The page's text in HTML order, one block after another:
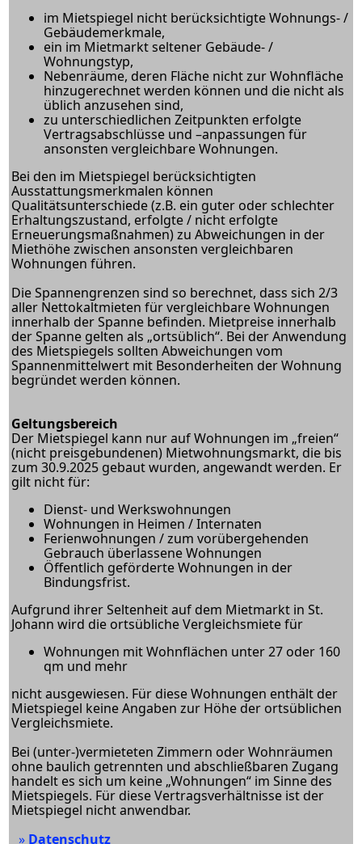
im Mietspiegel nicht berücksichtigte Wohnungs- /
Gebäudemerkmale,
ein im Mietmarkt seltener Gebäude- /
Wohnungstyp,
Nebenräume, deren Fläche nicht zur Wohnfläche
hinzugerechnet werden können und die nicht als
üblich anzusehen sind,
zu unterschiedlichen Zeitpunkten erfolgte
Vertragsabschlüsse und –anpassungen für
ansonsten vergleichbare Wohnungen.
Bei den im Mietspiegel berücksichtigten
Ausstattungsmerkmalen können
Qualitätsunterschiede (z.B. ein guter oder schlechter
Erhaltungszustand, erfolgte / nicht erfolgte
Erneuerungsmaßnahmen) zu Abweichungen in der
Miethöhe zwischen ansonsten vergleichbaren
Wohnungen führen.
Die Spannengrenzen sind so berechnet, dass sich 2/3
aller Nettokaltmieten für vergleichbare Wohnungen
innerhalb der Spanne befinden. Mietpreise innerhalb
der Spanne gelten als „ortsüblich“. Bei der Anwendung
des Mietspiegels sollten Abweichungen vom
Spannenmittelwert mit Besonderheiten der Wohnung
begründet werden können.
Geltungsbereich
Der Mietspiegel kann nur auf Wohnungen im „freien“
(nicht preisgebundenen) Mietwohnungsmarkt, die bis
zum 30.9.2025 gebaut wurden, angewandt werden. Er
gilt nicht für:
Dienst- und Werkswohnungen
Wohnungen in Heimen / Internaten
Ferienwohnungen / zum vorübergehenden
Gebrauch überlassene Wohnungen
Öffentlich geförderte Wohnungen in der
Bindungsfrist.
Aufgrund ihrer Seltenheit auf dem Mietmarkt in St.
Johann wird die ortsübliche Vergleichsmiete für
Wohnungen mit Wohnflächen unter 27 oder 160
qm und mehr
nicht ausgewiesen. Für diese Wohnungen enthält der
Mietspiegel keine Angaben zur Höhe der ortsüblichen
Vergleichsmiete.
Bei (unter-)vermieteten Zimmern oder Wohnräumen
ohne baulich getrennten und abschließbaren Zugang
handelt es sich um keine „Wohnungen“ im Sinne des
Mietspiegels. Für diese Vertragsverhältnisse ist der
Mietspiegel nicht anwendbar.
Datenschutz